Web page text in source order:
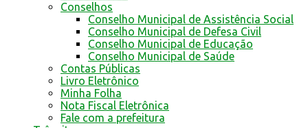
Conselhos
Conselho Municipal de Assistência Social
Conselho Municipal de Defesa Civil
Conselho Municipal de Educação
Conselho Municipal de Saúde
Contas Públicas
Livro Eletrônico
Minha Folha
Nota Fiscal Eletrônica
Fale com a prefeitura